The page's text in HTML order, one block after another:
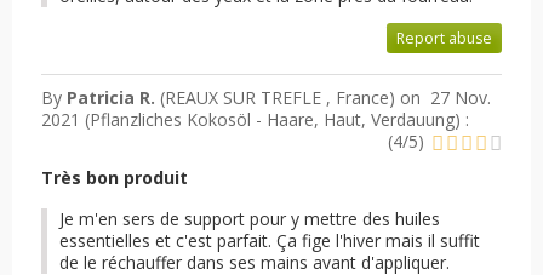
Report abuse
By Patricia R. (REAUX SUR TREFLE , France) on 27 Nov.
2021 (Pflanzliches Kokosöl - Haare, Haut, Verdauung) :
(4/5)
Très bon produit
Je m'en sers de support pour y mettre des huiles
essentielles et c'est parfait. Ça fige l'hiver mais il suffit
de le réchauffer dans ses mains avant d'appliquer.